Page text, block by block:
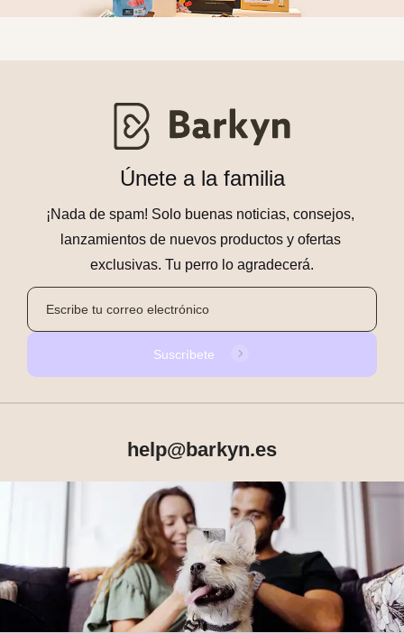
Únete a la familia
¡Nada de spam! Solo buenas noticias, consejos,
lanzamientos de nuevos productos y ofertas
exclusivas. Tu perro lo agradecerá.
Suscríbete
help@barkyn.es
Productos
Sobre Barkyn